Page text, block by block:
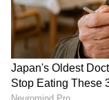
ಕ್ಲಿಕ್‌ನಲ್ಲಿ ಲಭ್ಯ.
ಆ್ಯಪ್ ಡೌನ್‌ಲೋಡ್
ಗಳನ್ನು ಪಡೆಯಿರಿ